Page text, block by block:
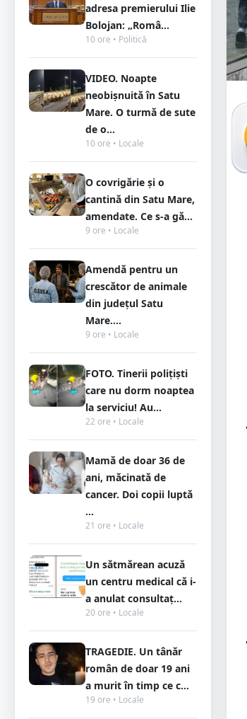
adresa premierului Ilie
Bolojan: „Româ...
10 ore • Politică
VIDEO. Noapte
neobișnuită în Satu
Mare. O turmă de sute
de o...
10 ore • Locale
O covrigărie și o
cantină din Satu Mare,
amendate. Ce s-a gă...
9 ore • Locale
Amendă pentru un
crescător de animale
din județul Satu
Mare....
9 ore • Locale
FOTO. Tinerii polițiști
care nu dorm noaptea
la serviciu! Au...
22 ore • Locale
Mamă de doar 36 de
ani, măcinată de
cancer. Doi copii luptă
...
21 ore • Locale
Un sătmărean acuză
un centru medical că i-
a anulat consultaț...
20 ore • Locale
TRAGEDIE. Un tânăr
român de doar 19 ani
a murit în timp ce c...
19 ore • Locale